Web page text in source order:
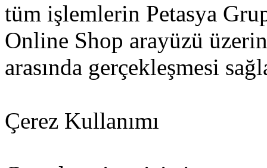
tüm işlemlerin Petasya
Online Shop arayüzü
arasında gerçekleşmesi
Çerez Kullanımı